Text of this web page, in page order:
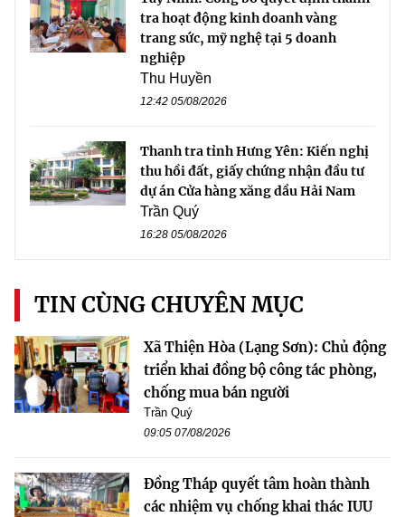
tra hoạt động kinh doanh vàng
trang sức, mỹ nghệ tại 5 doanh
nghiệp
Thu Huyền
12:42 05/08/2026
Thanh tra tỉnh Hưng Yên: Kiến nghị
thu hồi đất, giấy chứng nhận đầu tư
dự án Cửa hàng xăng dầu Hải Nam
Trần Quý
16:28 05/08/2026
TIN CÙNG CHUYÊN MỤC
Xã Thiện Hòa (Lạng Sơn): Chủ động
triển khai đồng bộ công tác phòng,
chống mua bán người
Trần Quý
09:05 07/08/2026
Đồng Tháp quyết tâm hoàn thành
các nhiệm vụ chống khai thác IUU